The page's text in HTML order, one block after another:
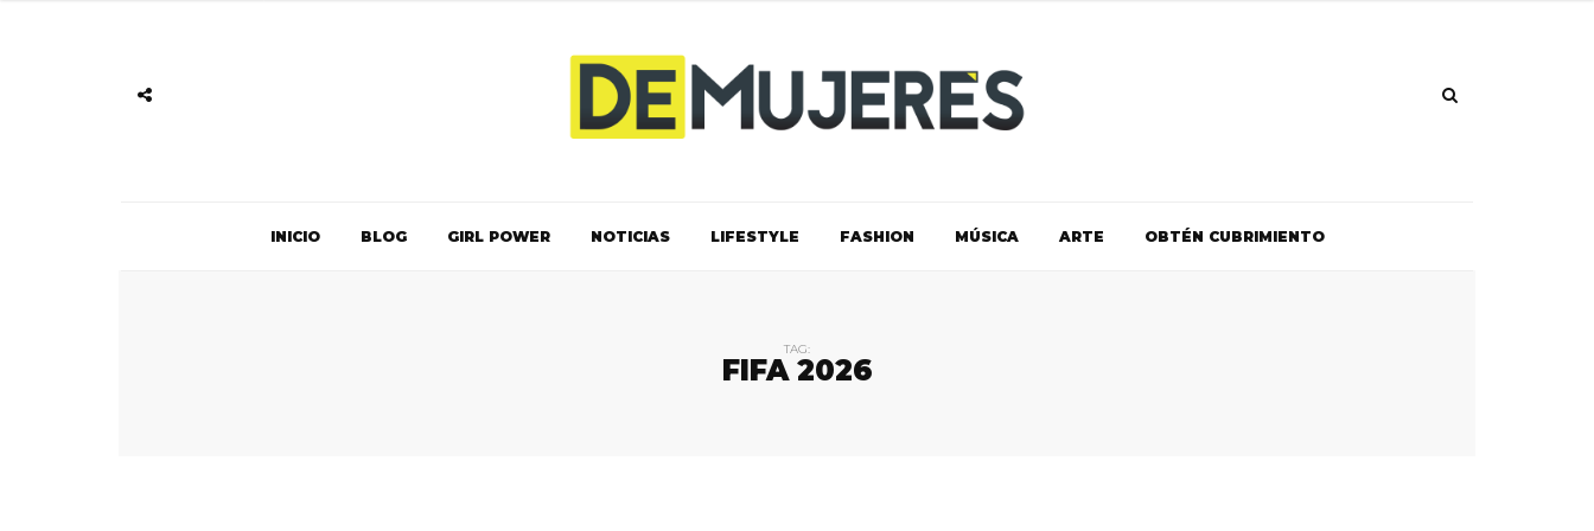
INICIO BLOG GIRL POWER NOTICIAS LIFESTYLE FASHION MÚSICA ARTE OBTÉN CUBRIMIENTO
TAG:
FIFA 2026